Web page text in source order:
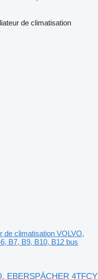
de climatisation
de climatisation VOLVO,
B7, B9, B10, B12 bus
EBERSPÄCHER 4TFCY